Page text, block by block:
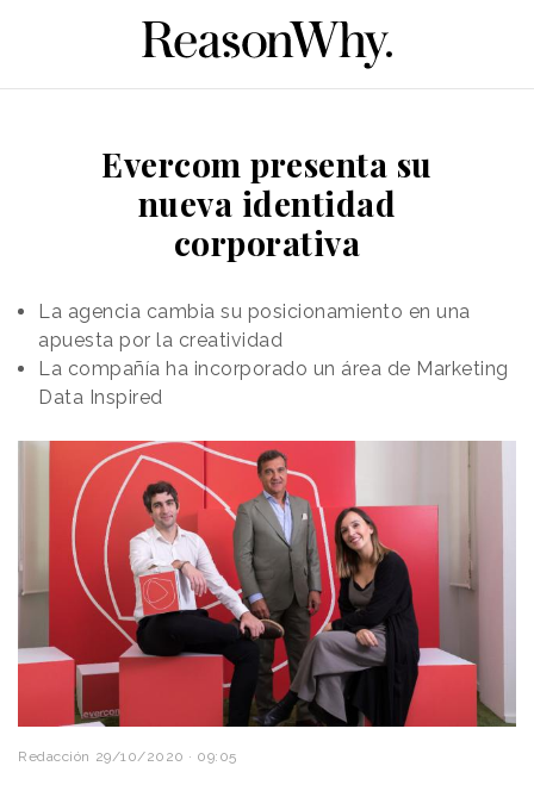
Evercom presenta su
nueva identidad
corporativa
La agencia cambia su posicionamiento en una
apuesta por la creatividad
La compañía ha incorporado un área de Marketing
Data Inspired
Redacción 29/10/2020 · 09:05